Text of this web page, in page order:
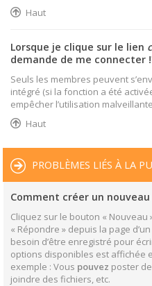
Haut
Lorsque je clique sur le lien
demande de me connecter
Seuls les membres peuvent
intégré (si la fonction a été
empêcher l’utilisation
Haut
PROBLÈMES LIÉS À LA
Comment créer un
Cliquez sur le bouton « Nouveau
« Répondre » depuis la page
besoin d’être enregistré pour
options disponibles est affichée
exemple : Vous pouvez poster
joindre des fichiers, etc.